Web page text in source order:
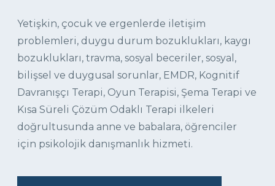
Yetişkin, çocuk ve ergenlerde iletişim
problemleri, duygu durum bozuklukları, kaygı
bozuklukları, travma, sosyal beceriler, sosyal,
bilişsel ve duygusal sorunlar, EMDR, Kognitif
Davranışçı Terapi, Oyun Terapisi, Şema Terapi ve
Kısa Süreli Çözüm Odaklı Terapi ilkeleri
doğrultusunda anne ve babalara, öğrenciler
için psikolojik danışmanlık hizmeti.